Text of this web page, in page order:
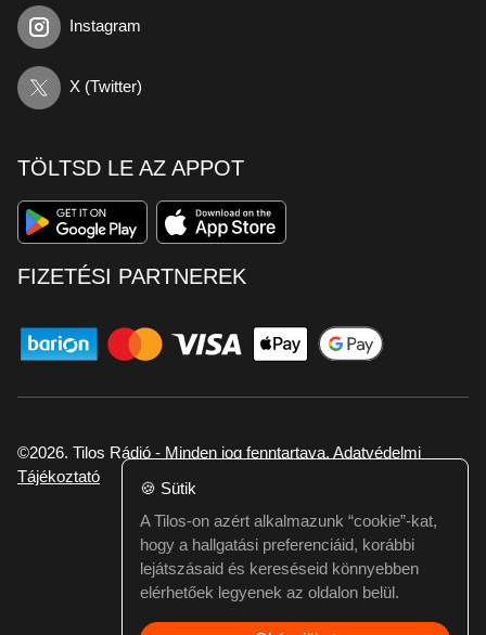
Instagram
X (Twitter)
TÖLTSD LE AZ APPOT
FIZETÉSI PARTNEREK
©2026. Tilos Rádió - Minden jog fenntartava. Adatvédelmi
Tájékoztató
Ha hibát találtál vagy kérdésed van itt jelezd:
webmester@tilos.hu
🍪 Sütik
A Tilos-on azért alkalmazunk “cookie”-kat,
hogy a hallgatási preferenciáid, korábbi
lejátszásaid és kereséseid könnyebben
elérhetőek legyenek az oldalon belül.